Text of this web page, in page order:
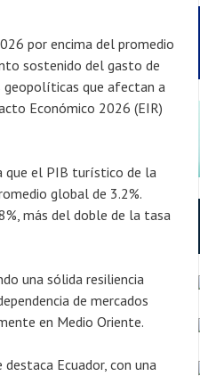
por encima del promedio
sostenido del gasto de
geopolíticas que afectan a
Económico 2026 (EIR)
que el PIB turístico de la
global de 3.2%.
más del doble de la tasa
una sólida resiliencia
de mercados
en Medio Oriente.
Ecuador, con una